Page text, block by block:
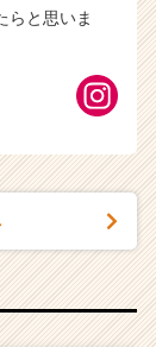
らと思いま